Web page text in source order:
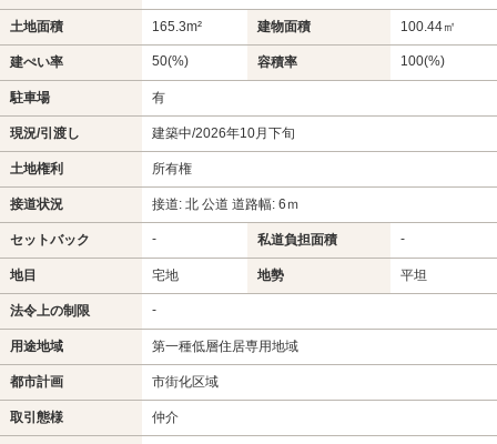
土地面積 165.3m² 建物面積 100.44㎡
建ぺい率 50(%) 容積率 100(%)
駐車場 有
現況/引渡し 建築中/2026年10月下旬
土地権利 所有権
接道状況 接道: 北 公道 道路幅: 6ｍ
セットバック - 私道負担面積 -
地目 宅地 地勢 平坦
法令上の制限 -
用途地域 第一種低層住居専用地域
都市計画 市街化区域
取引態様 仲介